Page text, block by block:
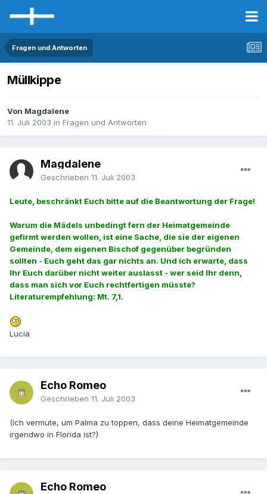
Fragen und Antworten
Müllkippe
Von Magdalene
11. Juli 2003 in Fragen und Antworten
Magdalene
Geschrieben 11. Juli 2003
Leute, beschränkt Euch bitte auf die Beantwortung der Frage!
Warum die Mädels unbedingt fern der Heimatgemeinde
gefirmt werden wollen, ist eine Sache, die sie der eigenen
Gemeinde, dem eigenen Bischof gegenüber begründen
sollten - Euch geht das gar nichts an. Und ich erwarte, dass
Ihr Euch darüber nicht weiter auslasst - wer seid Ihr denn,
dass man sich vor Euch rechtfertigen müsste?
Literaturempfehlung: Mt. 7,1.
Lucia
Echo Romeo
Geschrieben 11. Juli 2003
(Ich vermute, um Palma zu toppen, dass deine Heimatgemeinde
irgendwo in Florida ist?)
Echo Romeo